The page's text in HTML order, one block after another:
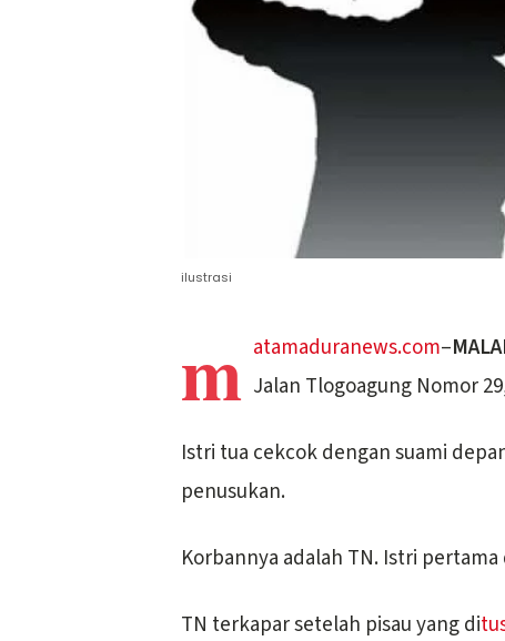
ilustrasi
m atamaduranews.com–
Jalan Tlogoagung Nomor
Istri tua cekcok dengan suami
penusukan.
Korbannya adalah TN. Istri pertama
TN terkapar setelah pisau yang di